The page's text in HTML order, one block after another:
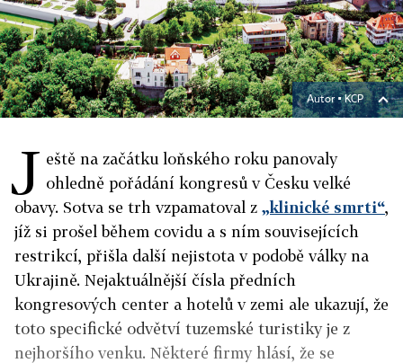
Autor ▪KCP
J eště na začátku loňského roku panovaly
ohledně pořádání kongresů v Česku velké
obavy. Sotva se trh vzpamatoval z „klinické smrti“,
jíž si prošel během covidu a s ním souvisejících
restrikcí, přišla další nejistota v podobě války na
Ukrajině. Nejaktuálnější čísla předních
kongresových center a hotelů v zemi ale ukazují, že
toto specifické odvětví tuzemské turistiky je z
nejhoršího venku. Některé firmy hlásí, že se